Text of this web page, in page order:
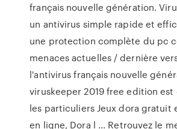
français nouvelle génération.
un antivirus simple rapide et
une protection complète du pc
menaces actuelles / dernière
l'antivirus français nouvelle
viruskeeper 2019 free edition
les particuliers Jeux dora gratuit
en ligne, Dora l ... Retrouvez le